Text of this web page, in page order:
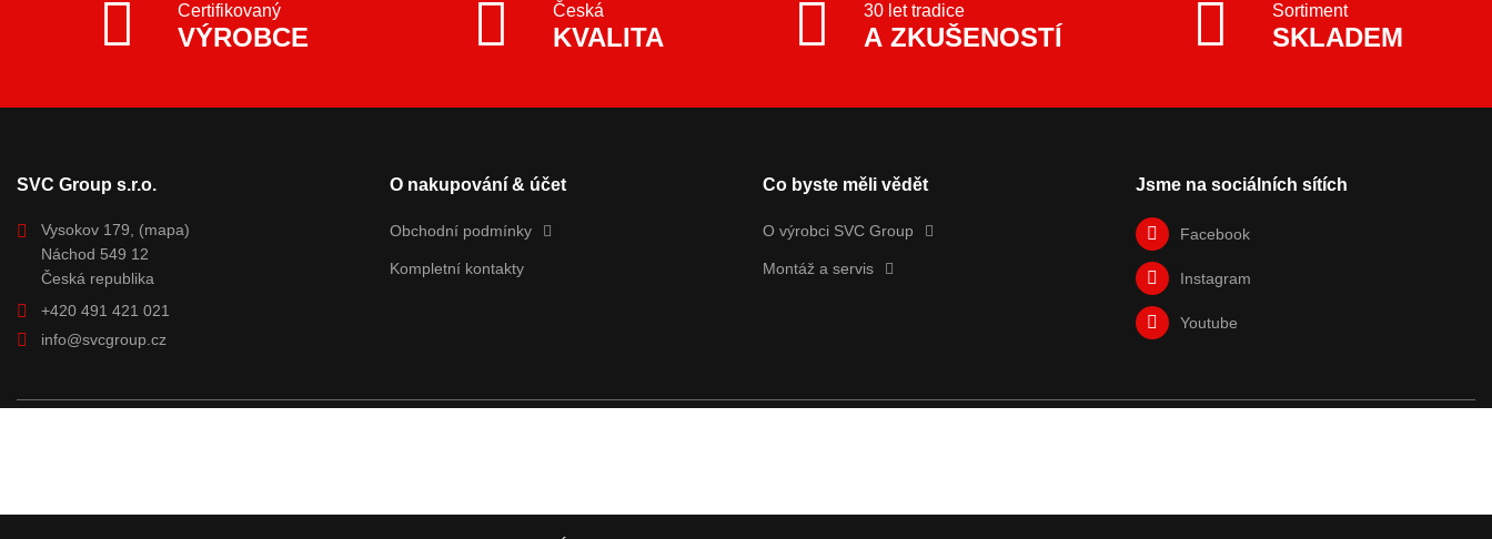
Certifikovaný
VÝROBCE
Česká
KVALITA
30 let tradice
A ZKUŠENOSTÍ
Sortiment
SKLADEM
SVC Group s.r.o.
Vysokov 179, (mapa)
Náchod 549 12
Česká republika
+420 491 421 021
info@svcgroup.cz
O nakupování & účet
Obchodní podmínky
Kompletní kontakty
Co byste měli vědět
O výrobci SVC Group
Montáž a servis
Jsme na sociálních sítích
Facebook
Instagram
Youtube